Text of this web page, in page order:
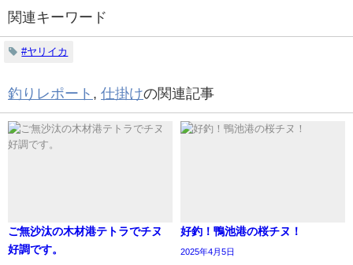
関連キーワード
#ヤリイカ
釣りレポート , 仕掛けの関連記事
ご無沙汰の木材港テトラでチヌ
好調です。
好釣！鴨池港の桜チヌ！
2025年4月5日